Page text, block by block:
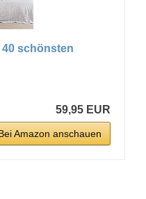
40 schönsten
59,95 EUR
Amazon anschauen